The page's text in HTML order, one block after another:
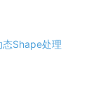
态Shape处理